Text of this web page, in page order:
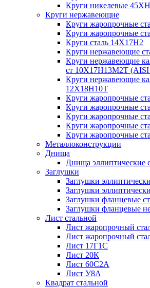
Круги никелевые
Круги нержавеющие
Круги жаропрочные
Круги жаропрочные
Круги сталь 14Х17Н2
Круги нержавеющие
Круги нержавеющие
ст 10Х17Н13М2Т (AISI
Круги нержавеющие
12Х18Н10Т
Круги жаропрочные
Круги жаропрочные
Круги жаропрочные
Круги жаропрочные
Круги жаропрочные
Металлоконструкции
Днища
Днища эллиптические
Заглушки
Заглушки
Заглушки
Заглушки фланцевые
Заглушки фланцевые
Лист стальной
Лист жаропрочный
Лист жаропрочный
Лист 17Г1С
Лист 20К
Лист 60С2А
Лист У8А
Квадрат стальной